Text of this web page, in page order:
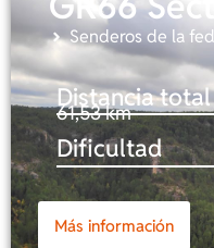
Senderos de la
Distancia total
61,53 km
Dificultad
Más información